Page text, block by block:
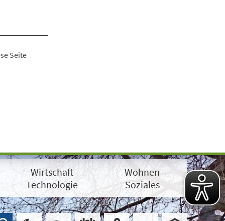
Seite
Wirtschaft
Technologie
Wohnen
Soziales